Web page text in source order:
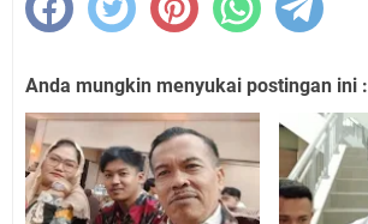
Anda mungkin menyukai postingan ini :